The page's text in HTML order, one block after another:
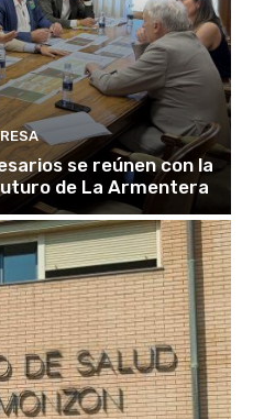
se reúnen con la
de La Armentera